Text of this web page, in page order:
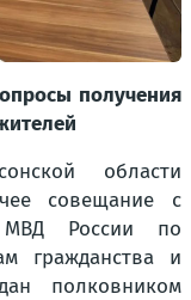
получения
области
совещание с
МВД России по
гражданства и
полковником